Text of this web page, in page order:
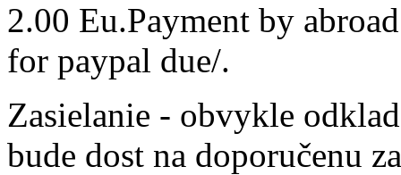
2.00 Eu.Payment by
for paypal due/.
Zasielanie - obvykle
bude dost na doporučenu